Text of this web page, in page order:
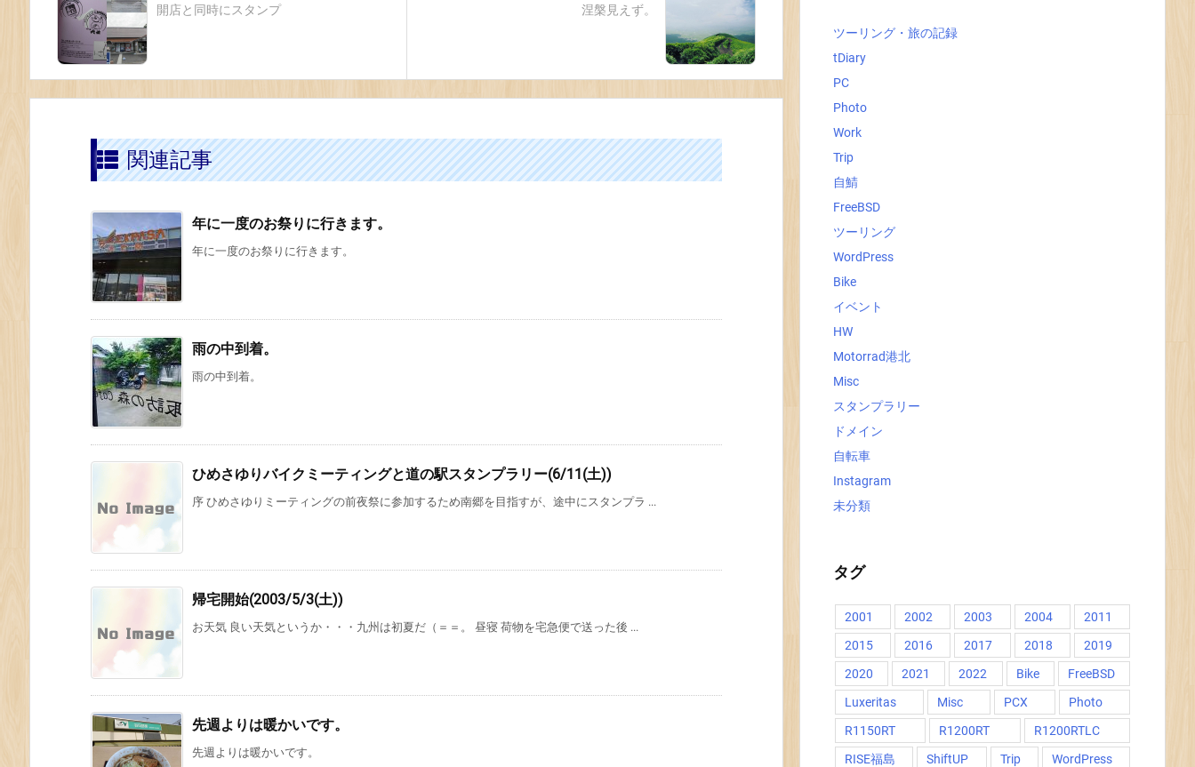
涅槃見えず。
開店と同時にスタンプ
関連記事
年に一度のお祭りに行きます。
年に一度のお祭りに行きます。
雨の中到着。
雨の中到着。
ひめさゆりバイクミーティングと道の駅スタンプラリー(6/11(土))
序 ひめさゆりミーティングの前夜祭に参加するため南郷を目指すが、途中にスタンプラ ...
帰宅開始(2003/5/3(土))
お天気 良い天気というか・・・九州は初夏だ（＝＝。 昼寝 荷物を宅急便で送った後 ...
先週よりは暖かいです。
先週よりは暖かいです。
ツーリング・旅の記録
tDiary
PC
Photo
Work
Trip
自鯖
FreeBSD
ツーリング
WordPress
Bike
イベント
HW
Motorrad港北
Misc
スタンプラリー
ドメイン
自転車
Instagram
未分類
タグ
2001 2002 2003 2004
2011
2015
2016 2017 2018
2019
2020
2021 2022 Bike
FreeBSD
Luxeritas
Misc PCX
Photo
R1150RT
R1200RT
R1200RTLC
RISE福島
ShiftUP Trip WordPress